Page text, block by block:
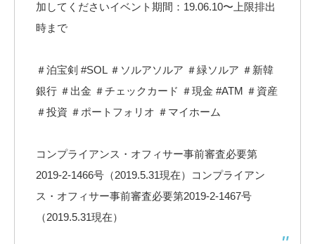
加してくださいイベント期間：19.06.10〜上限排出
時まで
＃泊宝剣 #SOL ＃ソルアソルア ＃緑ソルア ＃新韓
銀行 ＃出金 ＃チェックカード ＃現金 #ATM ＃資産
＃投資 ＃ポートフォリオ ＃マイホーム
コンプライアンス・オフィサー事前審査必要第
2019-2-1466号（2019.5.31現在）コンプライアン
ス・オフィサー事前審査必要第2019-2-1467号
（2019.5.31現在）